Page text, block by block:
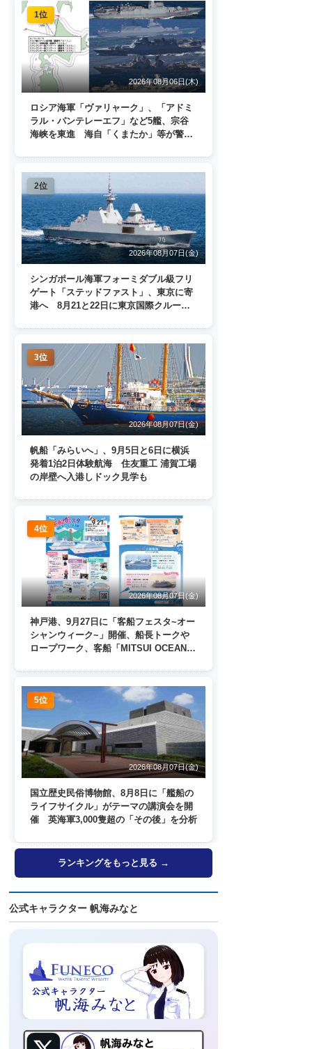
1位
2026年08月06日(木)
ロシア海軍「ヴァリャーク」、「アドミ
ラル・パンテレーエフ」など5艦、宗谷
海峡を東進 海自「くまたか」等が警戒
2位
2026年08月07日(金)
シンガポール海軍フォーミダブル級フリ
ゲート「ステッドファスト」、東京に寄
港へ 8月21と22日に東京国際クルーズ
3位
2026年08月07日(金)
帆船「みらいへ」、9月5日と6日に横浜
発着1泊2日体験航海 住友重工 浦賀工場
の岸壁へ入港しドック見学も
4位
2026年08月07日(金)
神戸港、9月27日に「客船フェスタ~オー
シャンウィーク~」開催、船長トークや
ロープワーク、客船「MITSUI OCEAN
5位
2026年08月07日(金)
国立歴史民俗博物館、8月8日に「艦船の
ライフサイクル」がテーマの講演会を開
催 英海軍3,000隻超の「その後」を分析
ランキングをもっと見る →
公式キャラクター 帆海みなと